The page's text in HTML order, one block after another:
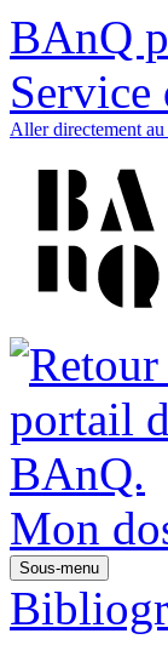
BAnQ
Service
Aller directement au
Mon
Sous-menu